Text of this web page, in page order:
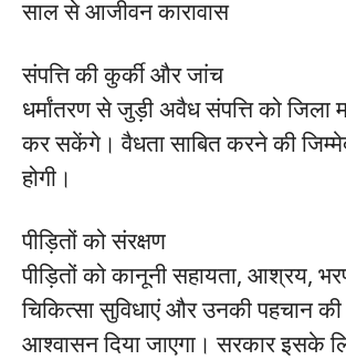
साल से आजीवन कारावास
संपत्ति की कुर्की और जांच
धर्मांतरण से जुड़ी अवैध संपत्ति को जिला
कर सकेंगे। वैधता साबित करने की
होगी।
पीड़ितों को संरक्षण
पीड़ितों को कानूनी सहायता, आश्रय,
चिकित्सा सुविधाएं और उनकी पहचान की
आश्वासन दिया जाएगा। सरकार इसके